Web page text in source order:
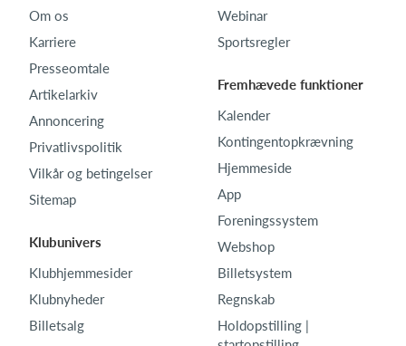
Om os
Karriere
Presseomtale
Artikelarkiv
Annoncering
Privatlivspolitik
Vilkår og betingelser
Sitemap
Klubunivers
Klubhjemmesider
Klubnyheder
Billetsalg
Webinar
Sportsregler
Fremhævede funktioner
Kalender
Kontingentopkrævning
Hjemmeside
App
Foreningssystem
Webshop
Billetsystem
Regnskab
Holdopstilling |